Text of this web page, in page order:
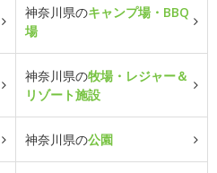
神奈川県のキャンプ場・BBQ
場
神奈川県の牧場・レジャー＆
リゾート施設
神奈川県の公園